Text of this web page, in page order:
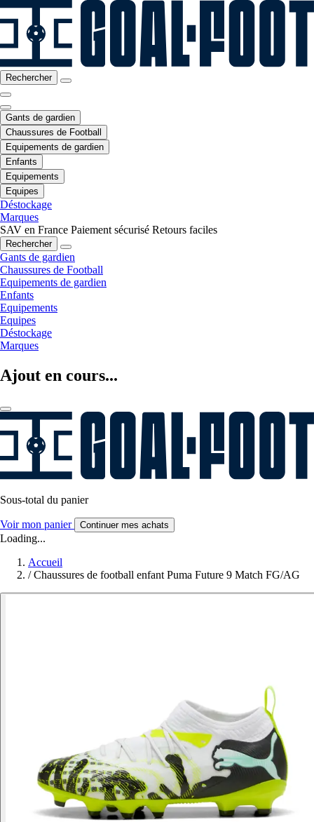
Rechercher
Gants de gardien
Chaussures de Football
Equipements de gardien
Enfants
Equipements
Equipes
Déstockage
Marques
SAV en France Paiement sécurisé Retours faciles
Rechercher
Gants de gardien
Chaussures de Football
Equipements de gardien
Enfants
Equipements
Equipes
Déstockage
Marques
Ajout en cours...
Sous-total du panier
Voir mon panier Continuer mes achats
Loading...
Accueil
/ Chaussures de football enfant Puma Future 9 Match FG/AG